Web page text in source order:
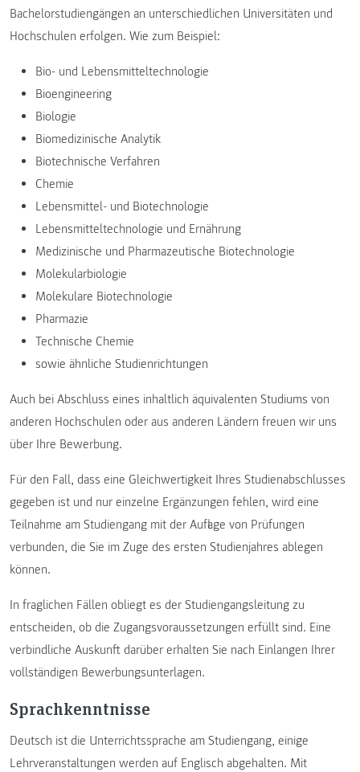
Bachelorstudiengängen an unterschiedlichen Universitäten und
Hochschulen erfolgen. Wie zum Beispiel:
Bio- und Lebensmitteltechnologie
Bioengineering
Biologie
Biomedizinische Analytik
Biotechnische Verfahren
Chemie
Lebensmittel- und Biotechnologie
Lebensmitteltechnologie und Ernährung
Medizinische und Pharmazeutische Biotechnologie
Molekularbiologie
Molekulare Biotechnologie
Pharmazie
Technische Chemie
sowie ähnliche Studienrichtungen
Auch bei Abschluss eines inhaltlich äquivalenten Studiums von
anderen Hochschulen oder aus anderen Ländern freuen wir uns
über Ihre Bewerbung.
Für den Fall, dass eine Gleichwertigkeit Ihres Studienabschlusses
gegeben ist und nur einzelne Ergänzungen fehlen, wird eine
Teilnahme am Studiengang mit der Auflage von Prüfungen
verbunden, die Sie im Zuge des ersten Studienjahres ablegen
können.
In fraglichen Fällen obliegt es der Studiengangsleitung zu
entscheiden, ob die Zugangsvoraussetzungen erfüllt sind. Eine
verbindliche Auskunft darüber erhalten Sie nach Einlangen Ihrer
vollständigen Bewerbungsunterlagen.
Sprachkenntnisse
Deutsch ist die Unterrichtssprache am Studiengang, einige
Lehrveranstaltungen werden auf Englisch abgehalten. Mit